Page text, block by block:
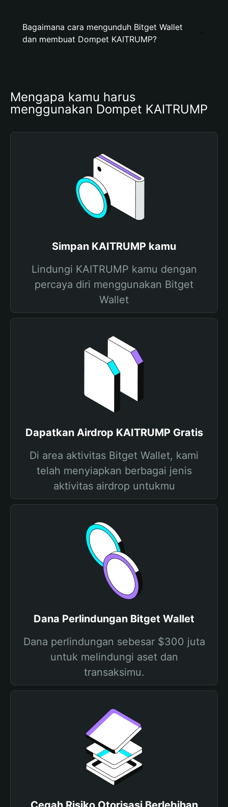
Bagaimana cara mengunduh Bitget Wallet
dan membuat Dompet KAITRUMP?
Mengapa kamu harus
menggunakan Dompet KAITRUMP
Simpan KAITRUMP kamu
Lindungi KAITRUMP kamu dengan
percaya diri menggunakan Bitget
Wallet
Dapatkan Airdrop KAITRUMP Gratis
Di area aktivitas Bitget Wallet, kami
telah menyiapkan berbagai jenis
aktivitas airdrop untukmu
Dana Perlindungan Bitget Wallet
Dana perlindungan sebesar $300 juta
untuk melindungi aset dan
transaksimu.